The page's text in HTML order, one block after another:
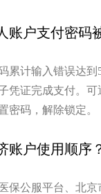
账户支付密码
计输入错误达到5
凭证完成支付。
密码，解除锁定。
账户使用顺序
公服平台、北京